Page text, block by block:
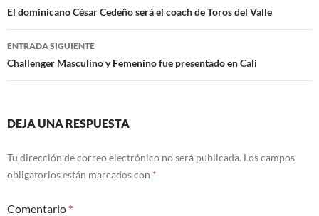
de
entradas
El dominicano César Cedeño será el coach de Toros del Valle
ENTRADA SIGUIENTE
Challenger Masculino y Femenino fue presentado en Cali
DEJA UNA RESPUESTA
Tu dirección de correo electrónico no será publicada. Los campos
obligatorios están marcados con *
Comentario *